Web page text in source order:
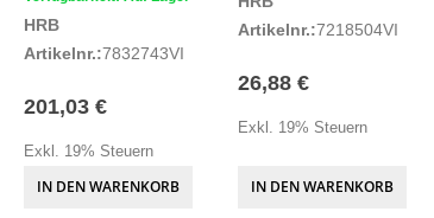
HRB
Artikelnr.:7832743VI
201,03 €
Exkl. 19% Steuern
IN DEN WARENKORB
Artikelnr.:7218504VI
26,88 €
Exkl. 19% Steuern
IN DEN WARENKORB